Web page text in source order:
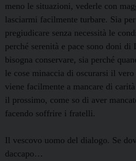
meno le situazioni, vederle con
lasciarmi facilmente turbare. Sia
pregiudicare senza necessità le
perché serenità e pace sono doni di
bisogna conservare, sia perché
le cose minaccia di oscurarsi il
viene facilmente a mancare di
il prossimo, come so di aver
facendo soffrire i fratelli.
Il vescovo uomo del dialogo. Se
daccapo…